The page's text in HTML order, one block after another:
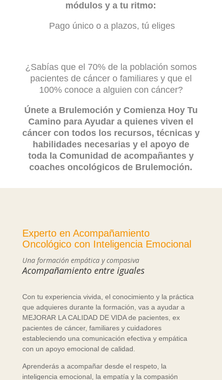
módulos y a tu ritmo:
Pago único o a plazos, tú eliges
¿Sabías que el 70% de la población somos
pacientes de cáncer o familiares y que el
100% conoce a alguien con cáncer?
Únete a Brulemoción y Comienza Hoy Tu
Camino para Ayudar a quienes viven el
cáncer con todos los recursos, técnicas y
habilidades necesarias y el apoyo de
toda la Comunidad de acompañantes y
coaches oncológicos de Brulemoción.
Experto en Acompañamiento
Oncológico con Inteligencia Emocional
Una formación empática y compasiva
Acompañamiento entre iguales
Con tu experiencia vivida, el conocimiento y la práctica
que adquieres durante la formación, vas a ayudar a
MEJORAR LA CALIDAD DE VIDA de pacientes, ex
pacientes de cáncer, familiares y cuidadores
estableciendo una comunicación efectiva y empática
con un apoyo emocional de calidad.
Aprenderás a acompañar desde el respeto, la
inteligencia emocional, la empatía y la compasión